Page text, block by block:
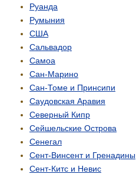
Руанда
Румыния
США
Сальвадор
Самоа
Сан-Марино
Сан-Томе и Принсипи
Саудовская Аравия
Северный Кипр
Сейшельские Острова
Сенегал
Сент-Винсент и Гренадины
Сент-Китс и Невис